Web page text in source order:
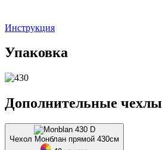
Инструкция
Упаковка
Дополнительные чехлы
Чехол Монблан прямой 430см